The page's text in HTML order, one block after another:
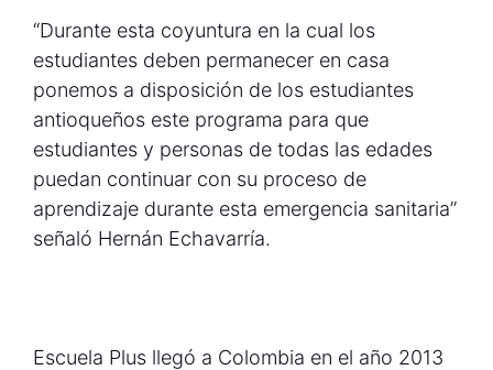
“Durante esta coyuntura en la cual los
estudiantes deben permanecer en casa
ponemos a disposición de los estudiantes
antioqueños este programa para que
estudiantes y personas de todas las edades
puedan continuar con su proceso de
aprendizaje durante esta emergencia sanitaria”
señaló Hernán Echavarría.
Escuela Plus llegó a Colombia en el año 2013